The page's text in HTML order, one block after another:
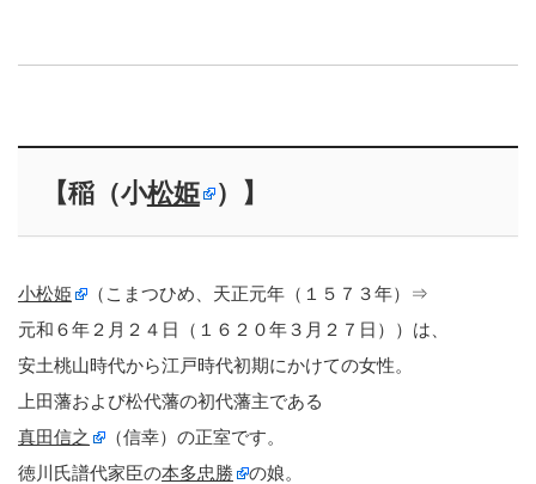
【稲（小松姫 ）】
小松姫
（こまつひめ、天正元年（１５７３年）⇒
元和６年２月２４日（１６２０年３月２７日））は、
安土桃山時代から江戸時代初期にかけての女性。
上田藩および松代藩の初代藩主である
真田信之
（信幸）の正室です。
徳川氏譜代家臣の本多忠勝
の娘。